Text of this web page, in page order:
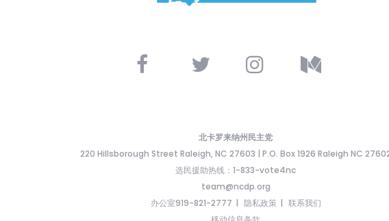
北卡罗来纳州民主党
220 Hillsborough Street Raleigh, NC 27603 | P.O. Box 1926 Raleigh NC
选民援助热线：1-833-vote4nc
team@ncdp.org
办公室919-821-2777
隐私政策
联系我们